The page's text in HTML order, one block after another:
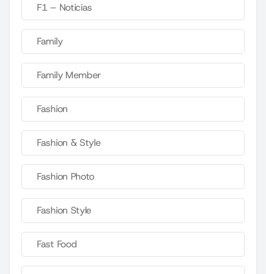
F1 – Noticias
Family
Family Member
Fashion
Fashion & Style
Fashion Photo
Fashion Style
Fast Food